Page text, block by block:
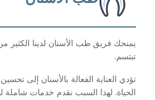
فريق طب الأسنان لدينا الكثير من الأسباب
الفعالة بالأسنان إلى تحسين الصحة
لهذا السبب نقدم خدمات شاملة لطب